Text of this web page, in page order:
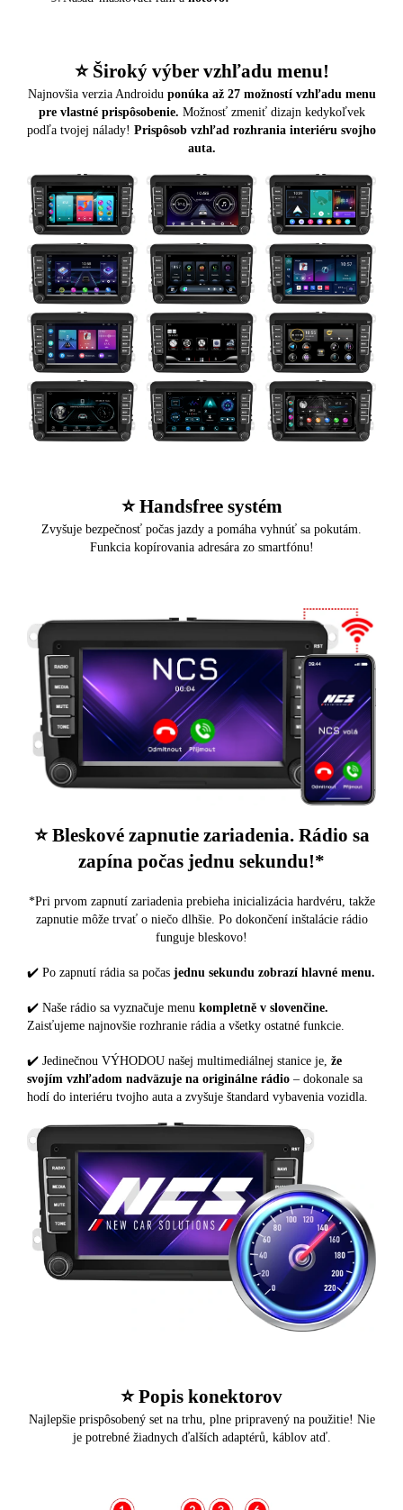
⭐️ Široký výber vzhľadu menu!
Najnovšia verzia Androiduponúka až 27 možností vzhľadu menu
pre vlastné prispôsobenie. Možnosť zmeniť dizajn kedykoľvek
podľa tvojej nálady! Prispôsob vzhľad rozhrania interiéru svojho
auta.
⭐️ Handsfree systém
Zvyšuje bezpečnosť počas jazdy a pomáha vyhnúť sa pokutám.
Funkcia kopírovania adresára zo smartfónu!
⭐️ Bleskové zapnutie zariadenia. Rádio sa
zapína počas jednu sekundu!*
*Pri prvom zapnutí zariadenia prebieha inicializácia hardvéru, takže
zapnutie môže trvať o niečo dlhšie. Po dokončení inštalácie rádio
funguje bleskovo!
✔️ Po zapnutí rádia sa počas jednu sekundu zobrazí hlavné menu.
✔️ Naše rádio sa vyznačuje menu kompletně v slovenčine.
Zaisťujeme najnovšie rozhranie rádia a všetky ostatné funkcie.
✔️ Jedinečnou VÝHODOU našej multimediálnej stanice je, že
svojím vzhľadom nadväzuje na originálne rádio – dokonale sa
hodí do interiéru tvojho auta a zvyšuje štandard vybavenia vozidla.
⭐️ Popis konektorov
Najlepšie prispôsobený set na trhu, plne pripravený na použitie! Nie
je potrebné žiadnych ďalších adaptérů, káblov atď.